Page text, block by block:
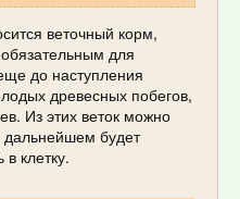
веточный корм,
для
до наступления
древесных побегов,
Из этих веток можно
дальнейшем будет
клетку.